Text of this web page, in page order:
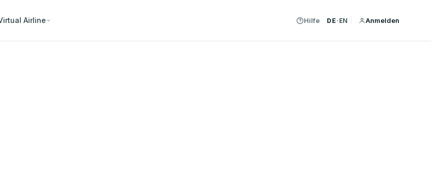
Airline Hilfe DE · EN Anmelden